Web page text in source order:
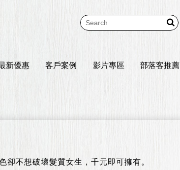
新優惠 客戶案例 影片專區 部落客推薦
不想破壞髮質女生，千元即可擁有。